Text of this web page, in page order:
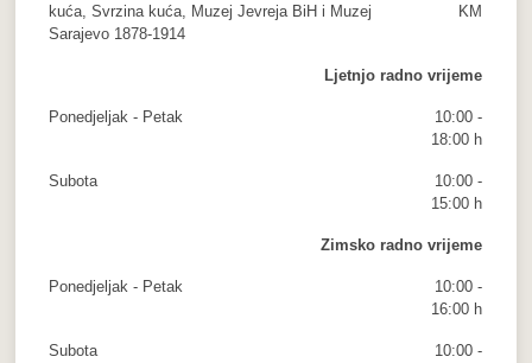
kuća, Svrzina kuća, Muzej Jevreja BiH i Muzej
Sarajevo 1878-1914
KM
Ljetnjo radno vrijeme
Ponedjeljak - Petak
10:00 -
18:00 h
Subota
10:00 -
15:00 h
Zimsko radno vrijeme
Ponedjeljak - Petak
10:00 -
16:00 h
Subota
10:00 -